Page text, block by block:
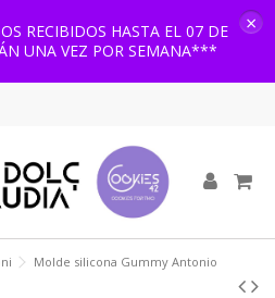
RECIBIDOS HASTA EL 07 DE
UNA VEZ POR SEMANA***
×
Molde silicona Gummy Antonio